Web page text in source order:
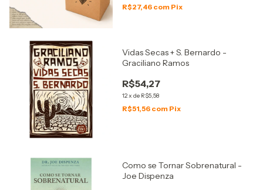
R$27,46 com Pix
Vidas Secas + S. Bernardo -
Graciliano Ramos
R$54,27
12x de R$5,58
R$51,56 com Pix
Como se Tornar Sobrenatural -
Joe Dispenza